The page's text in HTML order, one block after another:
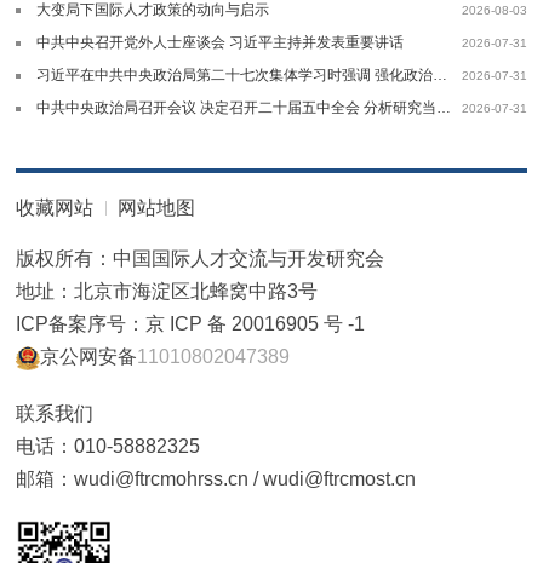
大变局下国际人才政策的动向与启示 2026-08-03
中共中央召开党外人士座谈会 习近平主持并发表重要讲话 2026-07-31
习近平在中共中央政治局第二十七次集体学习时强调 强化政治引领 深化创新发展高质量推进国防和军队现代化 2026-07-31
中共中央政治局召开会议 决定召开二十届五中全会 分析研究当前经济形势和经济工作中共中央总书记习近平主持会议 2026-07-31
收藏网站 网站地图
版权所有：中国国际人才交流与开发研究会
地址：北京市海淀区北蜂窝中路3号
ICP备案序号：京 ICP 备 20016905 号 -1
京公网安备11010802047389
联系我们
电话：010-58882325
邮箱：wudi@ftrcmohrss.cn / wudi@ftrcmost.cn